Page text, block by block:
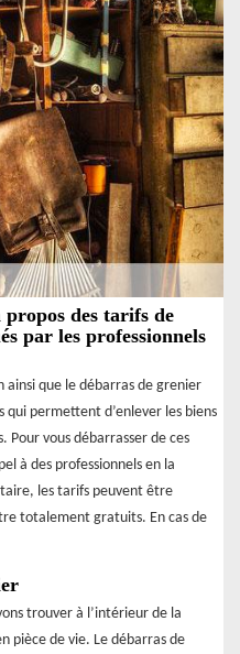
propos des tarifs de
par les professionnels
ainsi que le débarras de grenier
qui permettent d’enlever les biens
Pour vous débarrasser de ces
à des professionnels en la
les tarifs peuvent être
totalement gratuits. En cas de
trouver à l’intérieur de la
pièce de vie. Le débarras de